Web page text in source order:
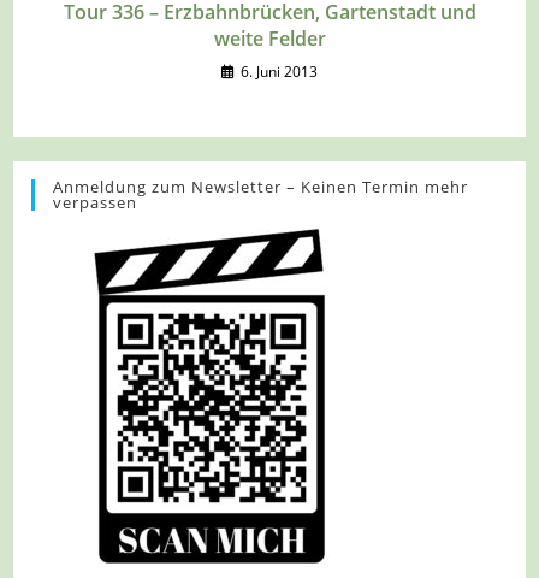
Tour 336 – Erzbahnbrücken, Gartenstadt und
weite Felder
6. Juni 2013
Anmeldung zum Newsletter – Keinen Termin mehr
verpassen